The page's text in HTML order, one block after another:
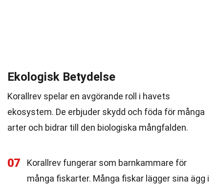
Ekologisk Betydelse
Korallrev spelar en avgörande roll i havets
ekosystem. De erbjuder skydd och föda för många
arter och bidrar till den biologiska mångfalden.
07
Korallrev fungerar som barnkammare för
många fiskarter. Många fiskar lägger sina ägg i